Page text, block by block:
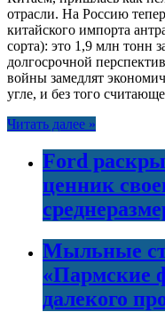
отрасли. На Россию
китайского импорта
сорта): это 1,9 млн тонн
долгосрочной
войны замедлят
угле, и без того
Читать далее »
Ford
ценник
Мыльные
«Пармские
далекого